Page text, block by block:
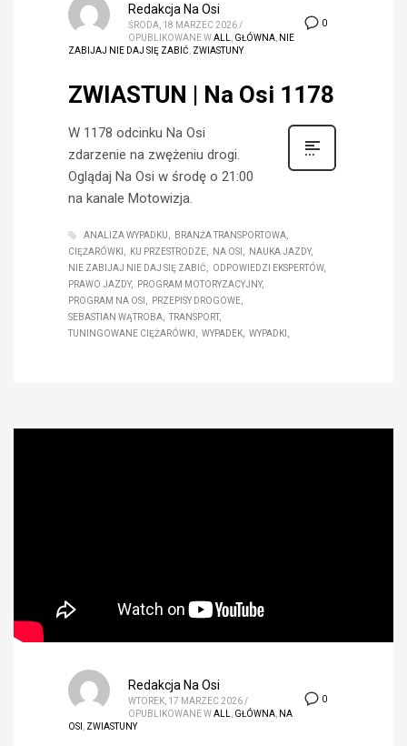
0
Redakcja Na Osi
ŚRODA, 18 MARZEC 2026 /
OPUBLIKOWANE WALL GŁÓWNA NIE
ZABIJAJ NIE DAJ SIĘ ZABIĆ ZWIASTUNY
ZWIASTUN | Na Osi 1178
W 1178 odcinku Na Osi
zdarzenie na zwężeniu drogi.
Oglądaj Na Osi w środę o 21:00
na kanale Motowizja.
ANALIZA WYPADKU
BRANŻA TRANSPORTOWA
CIĘŻARÓWKI
KU PRZESTRODZE NA OSI
NAUKA JAZDY
NIE ZABIJAJ NIE DAJ SIĘ ZABIĆ
ODPOWIEDZI EKSPERTÓW
PRAWO JAZDY
PROGRAM MOTORYZACYJNY
PROGRAM NA OSI
PRZEPISY DROGOWE
SEBASTIAN WĄTROBA
TRANSPORT
TUNINGOWANE CIĘŻARÓWKI
WYPADEK WYPADKI
0
Redakcja Na Osi
WTOREK, 17 MARZEC 2026 /
OPUBLIKOWANE WALL GŁÓWNA NA
OSI
ZWIASTUNY